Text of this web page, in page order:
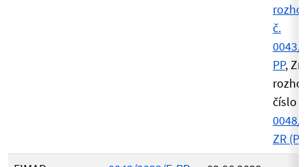
č.
0043/
PP,
číslo
0048/
ZR